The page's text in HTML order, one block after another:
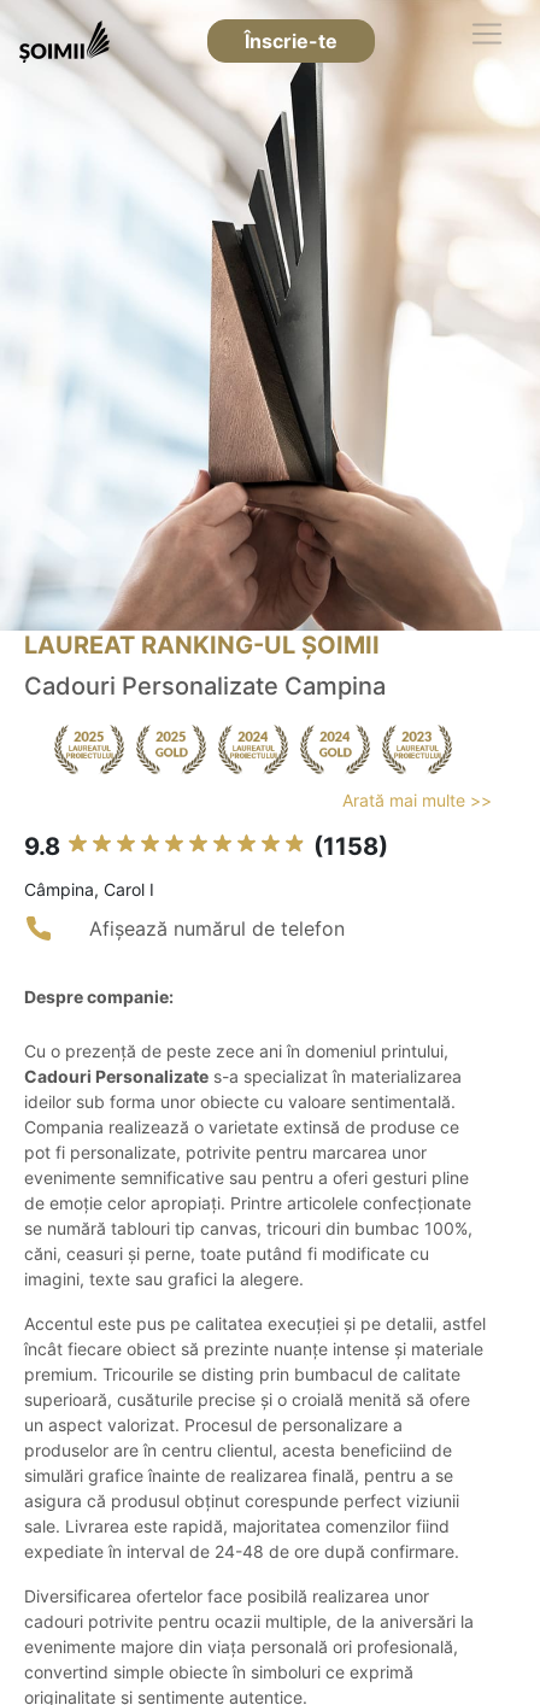
Înscrie-te
LAUREAT RANKING-UL ȘOIMII
Cadouri Personalizate Campina
Arată mai multe >>
9.8 (1158)
Câmpina, Carol I
Afișează numărul de telefon
Despre companie:
Cu o prezență de peste zece ani în domeniul printului,
Cadouri Personalizate s-a specializat în materializarea
ideilor sub forma unor obiecte cu valoare sentimentală.
Compania realizează o varietate extinsă de produse ce
pot fi personalizate, potrivite pentru marcarea unor
evenimente semnificative sau pentru a oferi gesturi pline
de emoție celor apropiați. Printre articolele confecționate
se numără tablouri tip canvas, tricouri din bumbac 100%,
căni, ceasuri și perne, toate putând fi modificate cu
imagini, texte sau grafici la alegere.
Accentul este pus pe calitatea execuției și pe detalii, astfel
încât fiecare obiect să prezinte nuanțe intense și materiale
premium. Tricourile se disting prin bumbacul de calitate
superioară, cusăturile precise și o croială menită să ofere
un aspect valorizat. Procesul de personalizare a
produselor are în centru clientul, acesta beneficiind de
simulări grafice înainte de realizarea finală, pentru a se
asigura că produsul obținut corespunde perfect viziunii
sale. Livrarea este rapidă, majoritatea comenzilor fiind
expediate în interval de 24-48 de ore după confirmare.
Diversificarea ofertelor face posibilă realizarea unor
cadouri potrivite pentru ocazii multiple, de la aniversări la
evenimente majore din viața personală ori profesională,
convertind simple obiecte în simboluri ce exprimă
originalitate și sentimente autentice.